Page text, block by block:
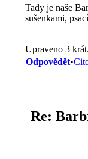
Tady je naše
sušenkami,
Upraveno 3
Odpovědět•
Re: